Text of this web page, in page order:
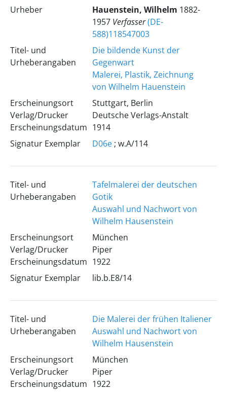
Urheber Hauenstein, Wilhelm 1882-
1957 Verfasser(DE-
588)118547003
Titel- und
Urheberangaben
Die bildende Kunst der
Gegenwart
Malerei, Plastik, Zeichnung
von Wilhelm Hauenstein
Erscheinungsort
Verlag/Drucker
Erscheinungsdatum
Stuttgart, Berlin
Deutsche Verlags-Anstalt
1914
Signatur Exemplar
D06e; w.A/114
Titel- und
Urheberangaben
Tafelmalerei der deutschen
Gotik
Auswahl und Nachwort von
Wilhelm Hausenstein
Erscheinungsort
Verlag/Drucker
Erscheinungsdatum
München
Piper
1922
Signatur Exemplar
lib.b.E8/14
Titel- und
Urheberangaben
Die Malerei der frühen Italiener
Auswahl und Nachwort von
Wilhelm Hausenstein
Erscheinungsort
Verlag/Drucker
Erscheinungsdatum
München
Piper
1922